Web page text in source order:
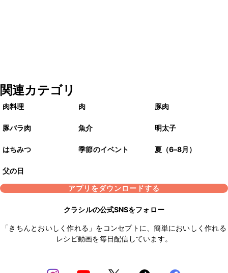
関連カテゴリ
肉料理 肉 豚肉
豚バラ肉 魚介 明太子
はちみつ 季節のイベント 夏（6–8月）
父の日
アプリをダウンロードする
クラシルの公式SNSをフォロー
「きちんとおいしく作れる」をコンセプトに、簡単においしく作れる
レシピ動画を毎日配信しています。